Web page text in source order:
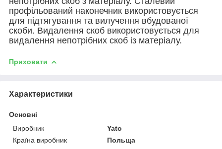
профільований наконечник використовується
для підтягування та вилучення вбудованої
скоби. Видалення скоб використовується для
видалення непотрібних скоб із матеріалу.
Приховати
Характеристики
Основні
Виробник
Yato
Країна виробник
Польща